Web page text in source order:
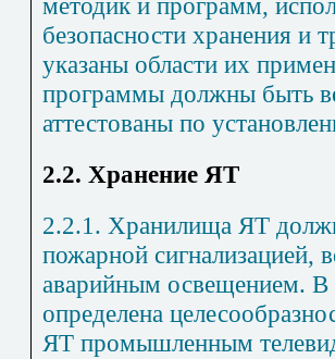
методик и программ,
безопасности хранения и
указаны области их
программы должны быть
аттестованы по
2.2. Хранение ЯТ
2.2.1. Хранилища ЯТ
пожарной сигнализацией,
аварийным освещением. В
определена
ЯТ промышленным